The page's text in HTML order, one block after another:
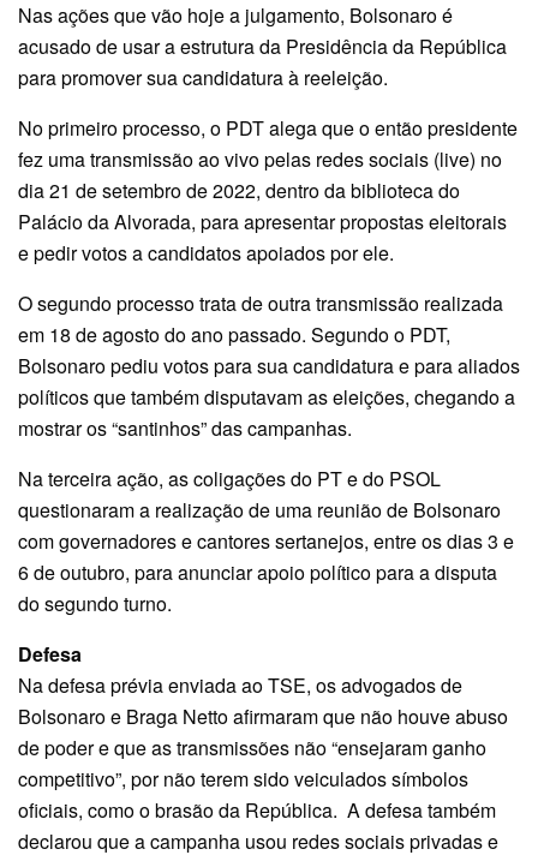
Nas ações que vão hoje a julgamento, Bolsonaro é
acusado de usar a estrutura da Presidência da República
para promover sua candidatura à reeleição.
No primeiro processo, o PDT alega que o então presidente
fez uma transmissão ao vivo pelas redes sociais (live) no
dia 21 de setembro de 2022, dentro da biblioteca do
Palácio da Alvorada, para apresentar propostas eleitorais
e pedir votos a candidatos apoiados por ele.
O segundo processo trata de outra transmissão realizada
em 18 de agosto do ano passado. Segundo o PDT,
Bolsonaro pediu votos para sua candidatura e para aliados
políticos que também disputavam as eleições, chegando a
mostrar os “santinhos” das campanhas.
Na terceira ação, as coligações do PT e do PSOL
questionaram a realização de uma reunião de Bolsonaro
com governadores e cantores sertanejos, entre os dias 3 e
6 de outubro, para anunciar apoio político para a disputa
do segundo turno.
Defesa
Na defesa prévia enviada ao TSE, os advogados de
Bolsonaro e Braga Netto afirmaram que não houve abuso
de poder e que as transmissões não “ensejaram ganho
competitivo”, por não terem sido veiculados símbolos
oficiais, como o brasão da República. A defesa também
declarou que a campanha usou redes sociais privadas e